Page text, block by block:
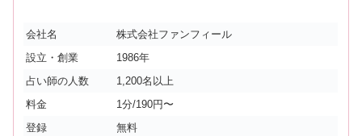
会社名
株式会社ファンフィール
設立・創業
1986年
占い師の人数
1,200名以上
料金
1分/190円〜
登録
無料